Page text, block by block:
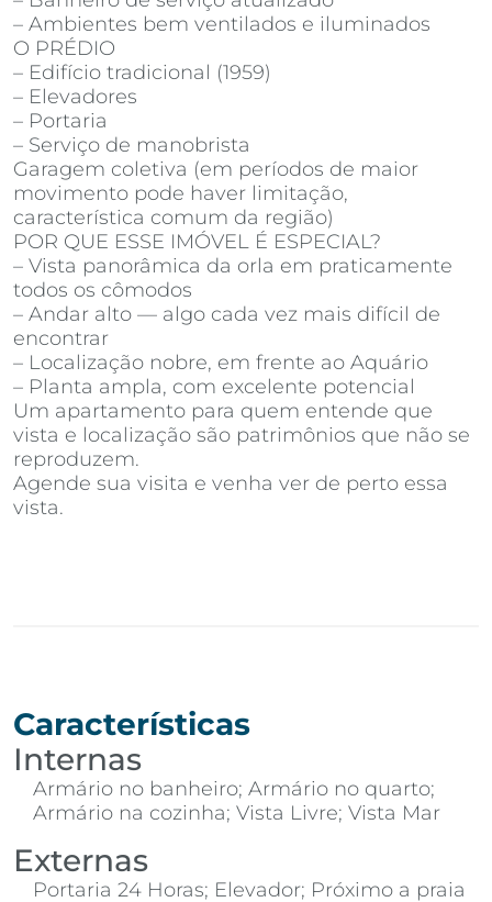
– Ambientes bem ventilados e iluminados
O PRÉDIO
– Edifício tradicional (1959)
– Elevadores
– Portaria
– Serviço de manobrista
Garagem coletiva (em períodos de maior
movimento pode haver limitação,
característica comum da região)
POR QUE ESSE IMÓVEL É ESPECIAL?
– Vista panorâmica da orla em praticamente
todos os cômodos
– Andar alto — algo cada vez mais difícil de
encontrar
– Localização nobre, em frente ao Aquário
– Planta ampla, com excelente potencial
Um apartamento para quem entende que
vista e localização são patrimônios que não se
reproduzem.
Agende sua visita e venha ver de perto essa
vista.
Características
Internas
Armário no banheiro; Armário no quarto;
Armário na cozinha; Vista Livre; Vista Mar
Externas
Portaria 24 Horas; Elevador; Próximo a praia